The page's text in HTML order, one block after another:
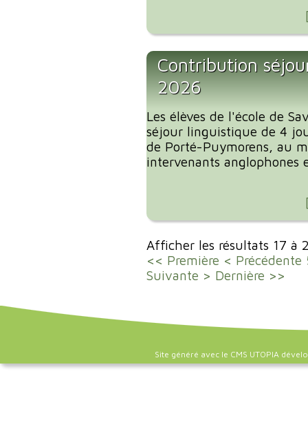
Contribution
2026
Les élèves de l'école de
séjour linguistique de 4
de Porté-Puymorens, au
intervenants anglophones
Afficher les résultats 17 à
<< Première < Précédente
Suivante > Dernière >>
Site généré avec le CMS UTOPIA